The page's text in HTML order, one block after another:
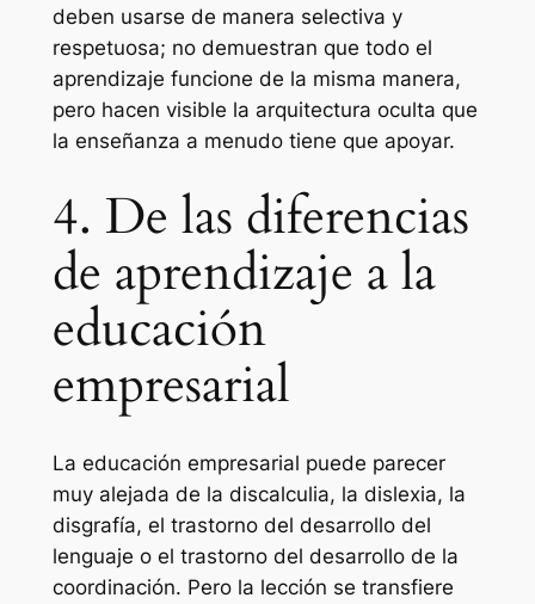
deben usarse de manera selectiva y
respetuosa; no demuestran que todo el
aprendizaje funcione de la misma manera,
pero hacen visible la arquitectura oculta que
la enseñanza a menudo tiene que apoyar.
4. De las diferencias
de aprendizaje a la
educación
empresarial
La educación empresarial puede parecer
muy alejada de la discalculia, la dislexia, la
disgrafía, el trastorno del desarrollo del
lenguaje o el trastorno del desarrollo de la
coordinación. Pero la lección se transfiere